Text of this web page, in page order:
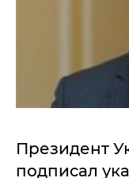
Президент
подписал